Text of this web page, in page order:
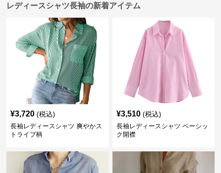
レディースシャツ長袖の新着アイテム
¥3,720 (税込)
長袖レディースシャツ 爽やかス
トライプ柄
¥3,510 (税込)
長袖レディースシャツ ベーシッ
ク開襟